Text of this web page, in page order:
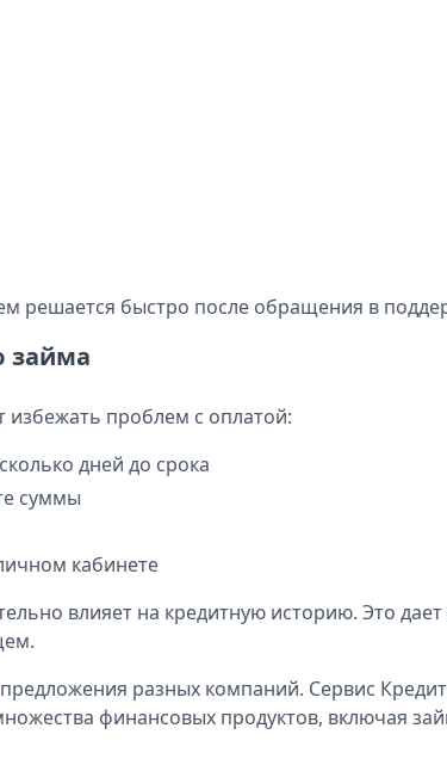
решается быстро после обращения в
займа
избежать проблем с оплатой:
дней до срока
суммы
кабинете
влияет на кредитную историю. Это
разных компаний. Сервис
финансовых продуктов, включая